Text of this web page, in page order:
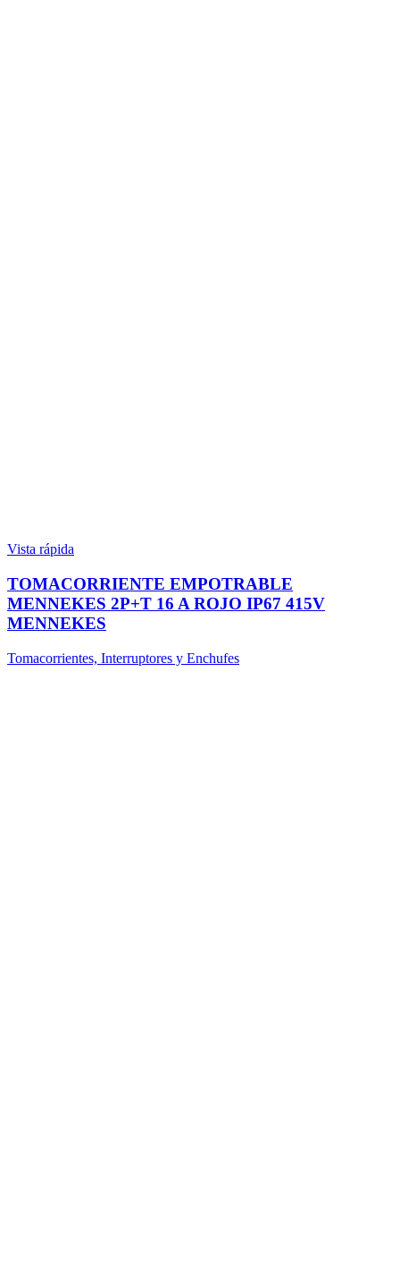
Vista rápida
TOMACORRIENTE EMPOTRABLE
MENNEKES 2P+T 16 A ROJO IP67 415V
MENNEKES
Tomacorrientes, Interruptores y Enchufes